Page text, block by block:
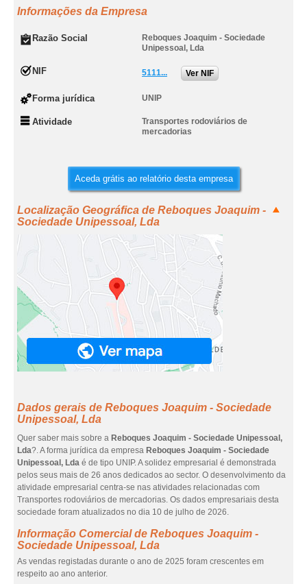
Informações da Empresa
Razão Social
Reboques Joaquim - Sociedade
Unipessoal, Lda
NIF 5111... Ver NIF
Forma jurídica UNIP
Atividade
Transportes rodoviários de
mercadorias
Aceda grátis ao relatório desta empresa
Localização Geográfica de Reboques Joaquim -
Sociedade Unipessoal, Lda
Dados gerais de Reboques Joaquim - Sociedade
Unipessoal, Lda
Quer saber mais sobre a Reboques Joaquim - Sociedade Unipessoal,
Lda?. A forma jurídica da empresa Reboques Joaquim - Sociedade
Unipessoal, Lda é de tipo UNIP. A solidez empresarial é demonstrada
pelos seus mais de 26 anos dedicados ao sector. O desenvolvimento da
atividade empresarial centra-se nas atividades relacionadas com
Transportes rodoviários de mercadorias. Os dados empresariais desta
sociedade foram atualizados no dia 10 de julho de 2026.
Informação Comercial de Reboques Joaquim -
Sociedade Unipessoal, Lda
As vendas registadas durante o ano de 2025 foram crescentes em
respeito ao ano anterior.